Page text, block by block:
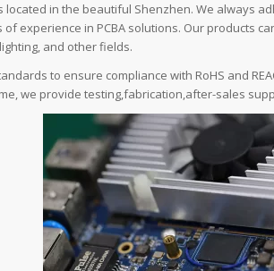
located in the beautiful Shenzhen. We always
experience in PCBA solutions. Our products
and other fields.
to ensure compliance with RoHS and
we provide testing,fabrication,after-sales